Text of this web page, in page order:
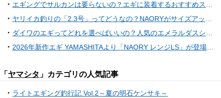
エギングでサルカンは要らないの？エギに装着するおすすめスナップ特集
ヤリイカ釣りの「2.3号」ってどうなの？NAORYがサイズアップした理由と使い分けのコツ
ダイワのエギってどれを選べばいいの？人気のエメラルダスシリーズからおすすめアイテムをセレクト
2026年新作エギ YAMASHITAより「NAORY レンジLS」が登場！“水平フォール”がライトエギングを変える
「 ヤマシタ 」カテゴリの人気記事
ライトエギング釣行記 Vol.2～夏の明石ケンサキ～